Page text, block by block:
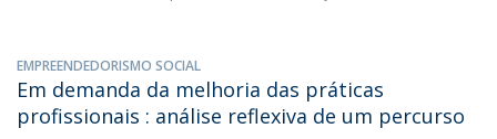
EMPREENDEDORISMO SOCIAL
Em demanda da melhoria das práticas
profissionais : análise reflexiva de um percurso